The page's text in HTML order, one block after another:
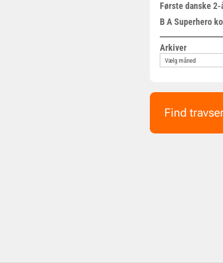
Første danske
B A Superhero
Arkiver
Find